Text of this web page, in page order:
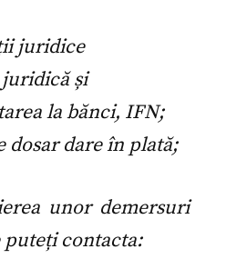
juridice
și
la bănci, IFN;
dosar dare în plată;
unor demersuri
puteți contacta: